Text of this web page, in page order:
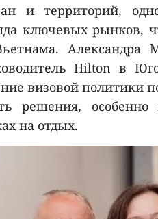
и территорий,
ключевых рынков,
Александра
Hilton в
визовой политики
решения,
на отдых.